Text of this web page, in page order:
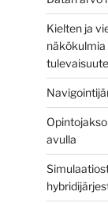
Kielten ja
näkökulmia
avulla